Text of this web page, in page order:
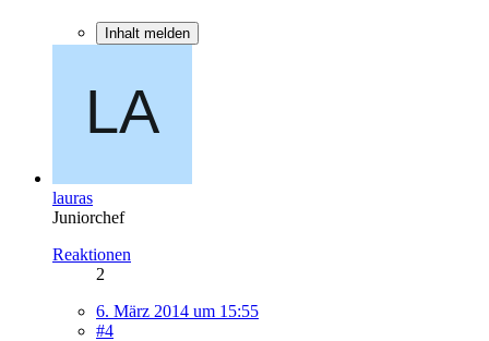
Inhalt melden
lauras
Juniorchef
Reaktionen
2
6. März 2014 um 15:55
#4